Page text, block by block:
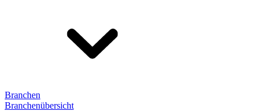
Branchen
Branchenübersicht